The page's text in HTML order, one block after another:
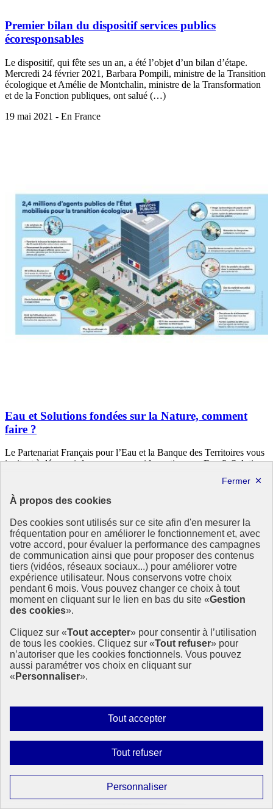
À propos des cookies
Des cookies sont utilisés sur ce site afin d'en mesurer la
fréquentation pour en améliorer le fonctionnement et, avec
votre accord, pour évaluer la performance des campagnes
de communication ainsi que pour proposer des contenus
tiers (vidéos, réseaux sociaux...) pour améliorer votre
expérience utilisateur. Nous conservons votre choix
pendant 6 mois. Vous pouvez changer ce choix à tout
moment en cliquant sur le lien en bas du site «Gestion
des cookies».
Cliquez sur «Tout accepter» pour consentir à l’utilisation
de tous les cookies. Cliquez sur «Tout refuser» pour
n’autoriser que les cookies fonctionnels. Vous pouvez
aussi paramétrer vos choix en cliquant sur
« Personnaliser».
Tout accepterAutoriser
tous
Tout refuserInterdire
tous
PersonnaliserParamétrer
les
Premier bilan du dispositif services publics
écoresponsables
Le dispositif, qui fête ses un an, a été l’objet d’un bilan d’étape.
Mercredi 24 février 2021, Barbara Pompili, ministre de la Transition
écologique et Amélie de Montchalin, ministre de la Transformation
et de la Fonction publiques, ont salué (…)
19 mai 2021 - En France
Eau et Solutions fondées sur la Nature, comment
faire ?
Le Partenariat Français pour l’Eau et la Banque des Territoires vous
invitent à découvrir leur nouveau guide pratique : « Eau & Solutions
5 mai 2021 - En France
Page précédente